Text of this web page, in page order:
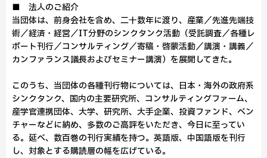
■ 法人のご紹介
当団体は、前身会社を含め、二十数年に渡り、産業／先進先端技
術／経済・経営／IT分野のシンクタンク活動（受託調査／各種レ
ポート刊行／コンサルティング／寄稿・啓蒙活動／講演・講義／
カンファランス議長およびセミナー講演）を展開してきた。
このうち、当団体の各種刊行物については、日本・海外の政府系
シンクタンク、国内の主要研究所、コンサルティングファーム、
産学官連携団体、大学、研究所、大手企業、投資ファンド、ベン
チャーなどに納め、多数のご高評をいただき、今日に至ってい
る。延べ、数百巻の刊行実績を持つ。英語版、中国語版を刊行
し、対象とする購読層の幅を広げている。